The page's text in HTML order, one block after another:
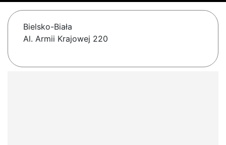
Bielsko-Biała
Al. Armii Krajowej 220